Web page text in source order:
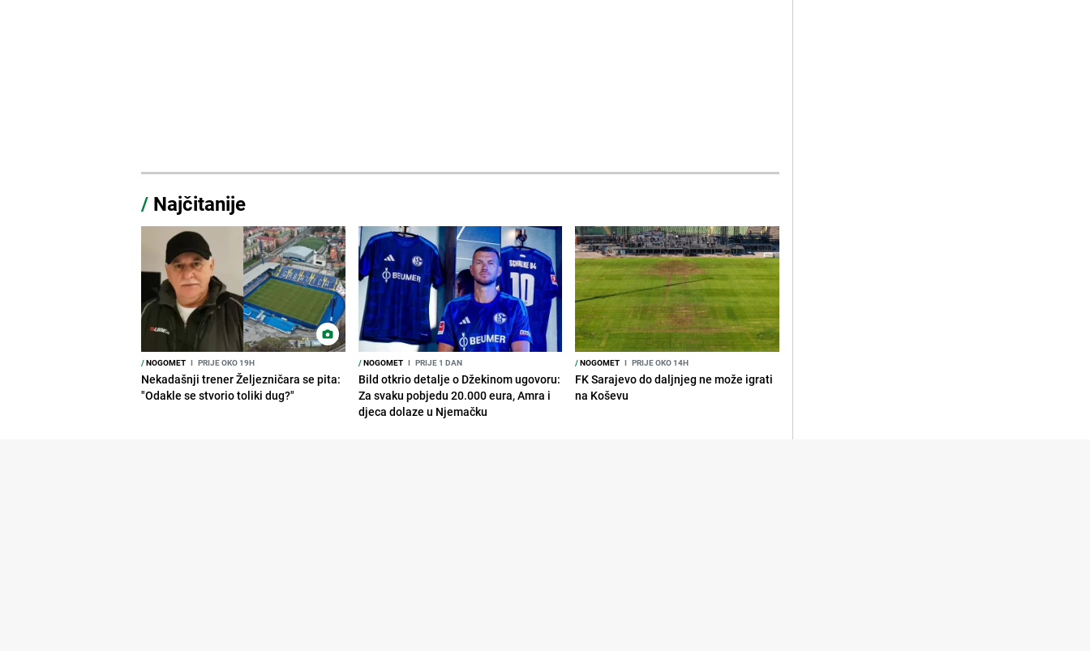
/ Najčitanije
/NOGOMET I PRIJE OKO 19H
Nekadašnji trener Željezničara se pita:
"Odakle se stvorio toliki dug?"
/NOGOMET I PRIJE 1 DAN
Bild otkrio detalje o Džekinom ugovoru:
Za svaku pobjedu 20.000 eura, Amra i
djeca dolaze u Njemačku
/NOGOMET I PRIJE OKO 14H
FK Sarajevo do daljnjeg ne može igrati
na Koševu